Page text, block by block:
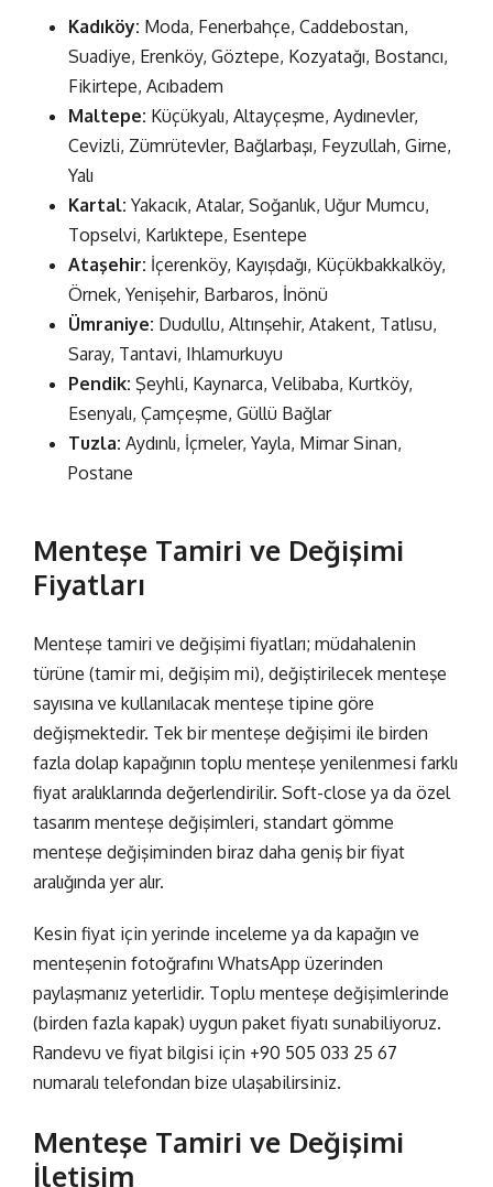
Kadıköy: Moda, Fenerbahçe, Caddebostan,
Suadiye, Erenköy, Göztepe, Kozyatağı, Bostancı,
Fikirtepe, Acıbadem
Maltepe: Küçükyalı, Altayçeşme, Aydınevler,
Cevizli, Zümrütevler, Bağlarbaşı, Feyzullah, Girne,
Yalı
Kartal: Yakacık, Atalar, Soğanlık, Uğur Mumcu,
Topselvi, Karlıktepe, Esentepe
Ataşehir: İçerenköy, Kayışdağı, Küçükbakkalköy,
Örnek, Yenişehir, Barbaros, İnönü
Ümraniye: Dudullu, Altınşehir, Atakent, Tatlısu,
Saray, Tantavi, Ihlamurkuyu
Pendik: Şeyhli, Kaynarca, Velibaba, Kurtköy,
Esenyalı, Çamçeşme, Güllü Bağlar
Tuzla: Aydınlı, İçmeler, Yayla, Mimar Sinan,
Postane
Menteşe Tamiri ve Değişimi
Fiyatları
Menteşe tamiri ve değişimi fiyatları; müdahalenin
türüne (tamir mi, değişim mi), değiştirilecek menteşe
sayısına ve kullanılacak menteşe tipine göre
değişmektedir. Tek bir menteşe değişimi ile birden
fazla dolap kapağının toplu menteşe yenilenmesi farklı
fiyat aralıklarında değerlendirilir. Soft-close ya da özel
tasarım menteşe değişimleri, standart gömme
menteşe değişiminden biraz daha geniş bir fiyat
aralığında yer alır.
Kesin fiyat için yerinde inceleme ya da kapağın ve
menteşenin fotoğrafını WhatsApp üzerinden
paylaşmanız yeterlidir. Toplu menteşe değişimlerinde
(birden fazla kapak) uygun paket fiyatı sunabiliyoruz.
Randevu ve fiyat bilgisi için +90 505 033 25 67
numaralı telefondan bize ulaşabilirsiniz.
Menteşe Tamiri ve Değişimi
İletişim